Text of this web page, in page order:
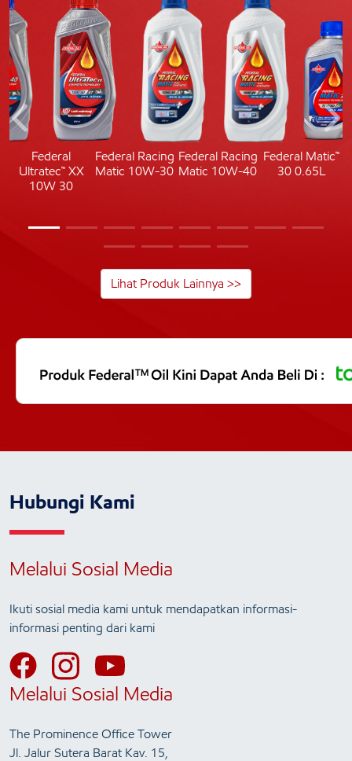
Federal
Ultratec™ XX
10W 30
Federal Racing
Matic 10W-30
Federal Racing
Matic 10W-40
Federal Matic™
30 0.65L
Lihat Produk Lainnya >>
Hubungi Kami
Melalui Sosial Media
Ikuti sosial media kami untuk mendapatkan informasi-
informasi penting dari kami
Melalui Sosial Media
The Prominence Office Tower
Jl. Jalur Sutera Barat Kav. 15,